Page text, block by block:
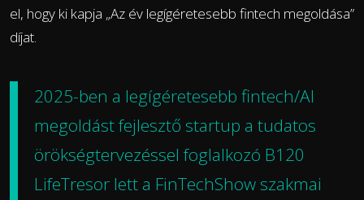
el, hogy ki kapja „Az év legígéretesebb fintech megoldása”
díjat.
2025-ben a legígéretesebb fintech/AI
megoldást fejlesztő startup a tudatos
örökségtervezéssel foglalkozó B120
LifeTresor lett a FinTechShow szakmai